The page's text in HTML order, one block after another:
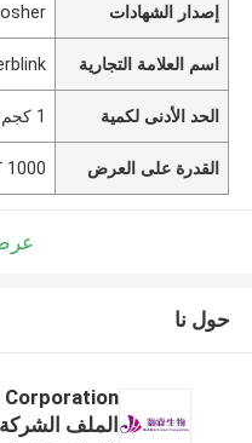
إصدار الشهادات
اسم العلامة التجارية
الحد الأدنى لكمية 1 كجم
القدرة على العرض 1000 كيلوجرام
حول نا
Corporation
الملف